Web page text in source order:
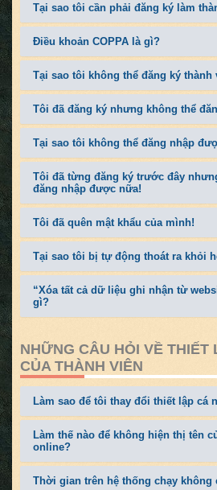
Tại sao tôi cần phải đăng ký làm
Điều khoản COPPA là gì?
Tại sao tôi không thể đăng ký thành
Tôi đã đăng ký nhưng không thể
Tại sao tôi không thể đăng nhập
Tôi đã từng đăng ký trước đây
đăng nhập được nữa!
Tôi đã quên mật khẩu của mình!
Tại sao tôi bị tự động thoát ra khỏi
“Xóa tất cả dữ liệu ghi nhận từ
gì?
NHỮNG CÂU HỎI VỀ THIẾT
CỦA THÀNH VIÊN
Làm sao để tôi thay đổi thiết lập cá
Làm thế nào để không hiện thị tên
online?
Thời gian trên hệ thống chạy không